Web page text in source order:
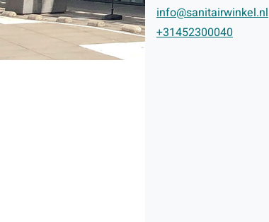
info@sanitairwinkel.nl
+31452300040